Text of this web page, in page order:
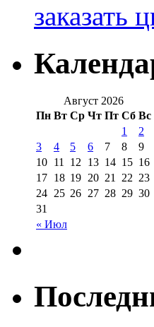
заказать
Август 2026
Пн Вт Ср Чт Пт Сб Вс
« Июл
1
2
3
4 5 6 7 8
9
10 11 12 13 14 15 16
17 18 19 20 21 22 23
24 25 26 27 28 29 30
31